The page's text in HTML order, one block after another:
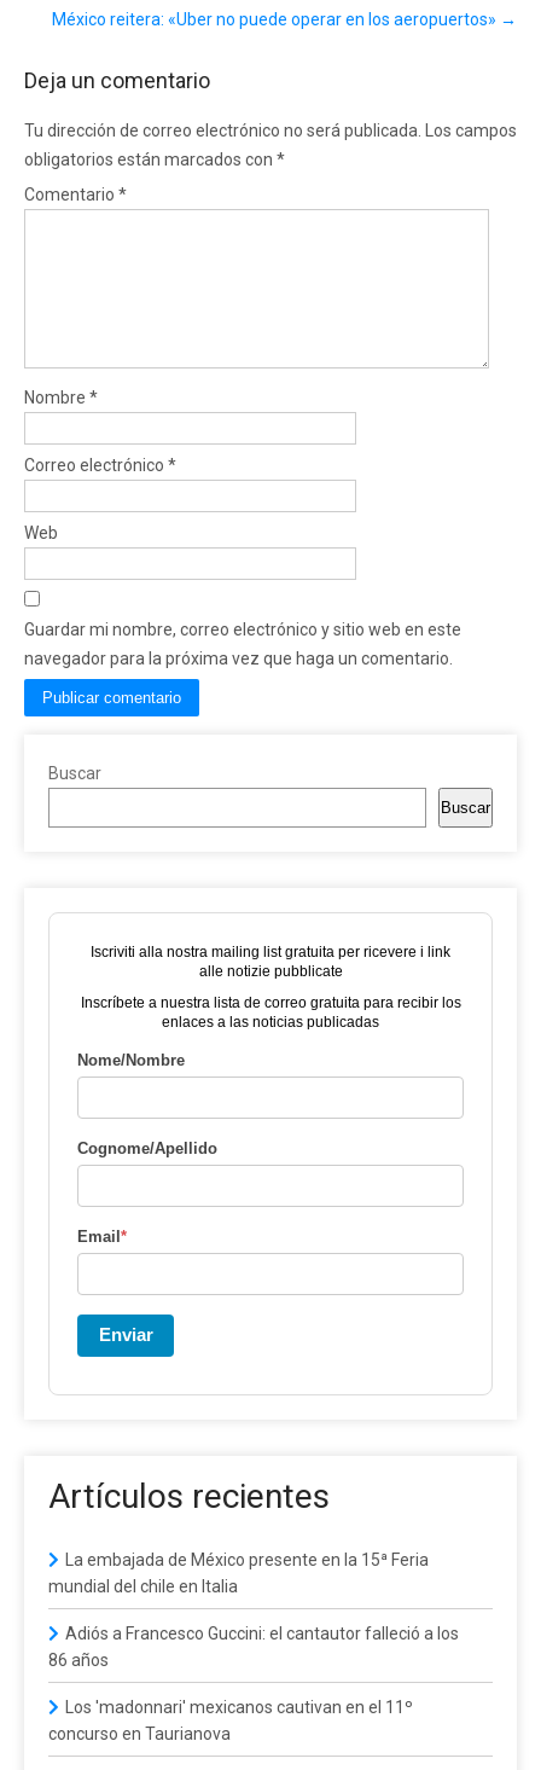
México reitera: «Uber no puede operar en los aeropuertos» →
Deja un comentario
Tu dirección de correo electrónico no será publicada.
Los campos
obligatorios están marcados con *
Comentario *
Nombre *
Correo electrónico *
Web
Guardar mi nombre, correo electrónico y sitio web en este
navegador para la próxima vez que haga un comentario.
Buscar
Buscar
Iscriviti alla nostra mailing list gratuita per ricevere i link
alle notizie pubblicate
Inscríbete a nuestra lista de correo gratuita para recibir los
enlaces a las noticias publicadas
Nome/Nombre
Cognome/Apellido
Email*
Enviar
Artículos recientes
La embajada de México presente en la 15ª Feria
mundial del chile en Italia
Adiós a Francesco Guccini: el cantautor falleció a los
86 años
Los 'madonnari' mexicanos cautivan en el 11º
concurso en Taurianova